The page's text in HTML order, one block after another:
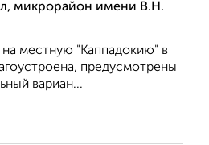
микрорайон имени В.Н.
местную "Каппадокию" в
предусмотрены
вариан...